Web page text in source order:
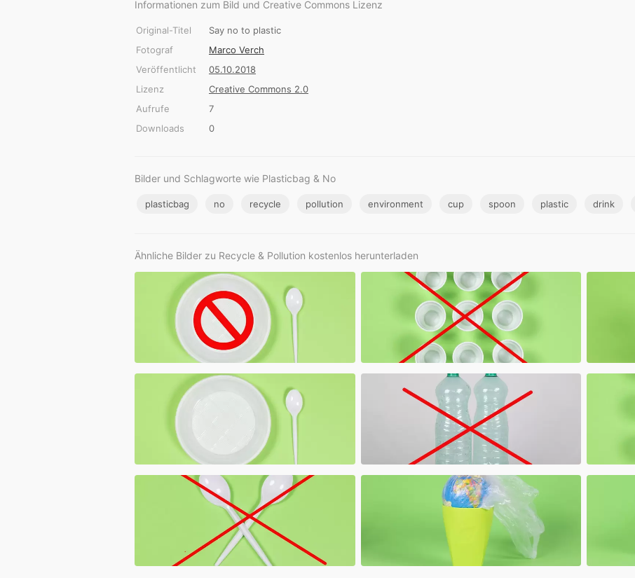
Informationen zum Bild und Creative Commons Lizenz
Original-Titel
Say no to plastic
Fotograf
Marco Verch
Veröffentlicht
05.10.2018
Lizenz
Creative Commons 2.0
Aufrufe
7
Downloads
0
Bilder und Schlagworte wie Plasticbag & No
plasticbag no recycle pollution environment cup spoon plastic drink
Ähnliche Bilder zu Recycle & Pollution kostenlos herunterladen